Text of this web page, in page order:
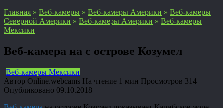
Главная » Веб-камеры » Веб-камеры Америки » Веб-камеры
Северной Америки » Веб-камеры Америки » Веб-камеры
Мексики
Веб-камера на с острове Козумел
Веб-камеры Мексики
Автор Online.webcams На чтение 1 мин Просмотров 314
Опубликовано 09.10.2018